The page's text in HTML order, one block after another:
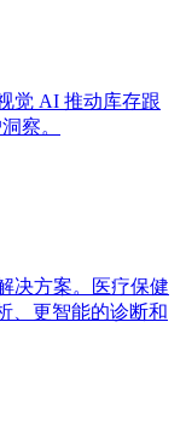
觉 AI 推动库存跟
察。
决方案。医疗保健
、更智能的诊断和